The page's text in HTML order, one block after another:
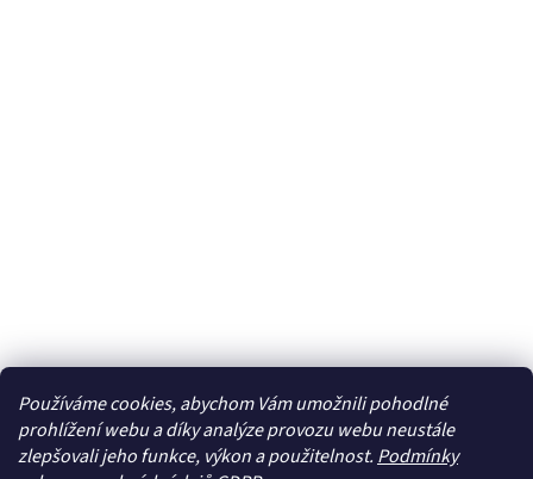
Používáme cookies, abychom Vám umožnili pohodlné
prohlížení webu a díky analýze provozu webu neustále
zlepšovali jeho funkce, výkon a použitelnost. Podmínky